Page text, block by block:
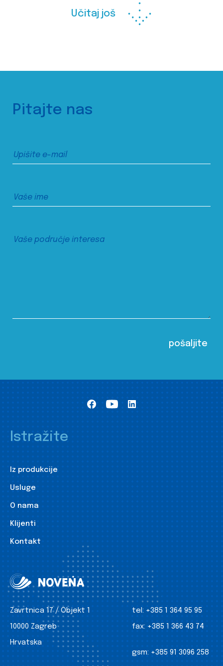
Učitaj još
Pitajte nas
Istražite
Iz produkcije
Usluge
O nama
Klijenti
Kontakt
Zavrtnica 17 / Objekt 1
10000 Zagreb
Hrvatska
tel: +385 1 364 95 95
fax: +385 1 366 43 74
gsm: +385 91 3096 258